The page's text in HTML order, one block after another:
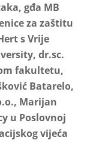
gđa MB
za zaštitu
s Vrije
dr.sc.
fakultetu,
Batarelo,
Marijan
u Poslovnoj
vijeća